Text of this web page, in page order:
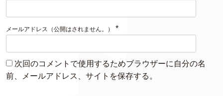
メールアドレス（公開はされません。） *
次回のコメントで使用するためブラウザーに自分の名
前、メールアドレス、サイトを保存する。